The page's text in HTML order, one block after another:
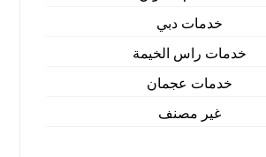
خدمات دبي
خدمات راس الخيمة
خدمات عجمان
غير مصنف